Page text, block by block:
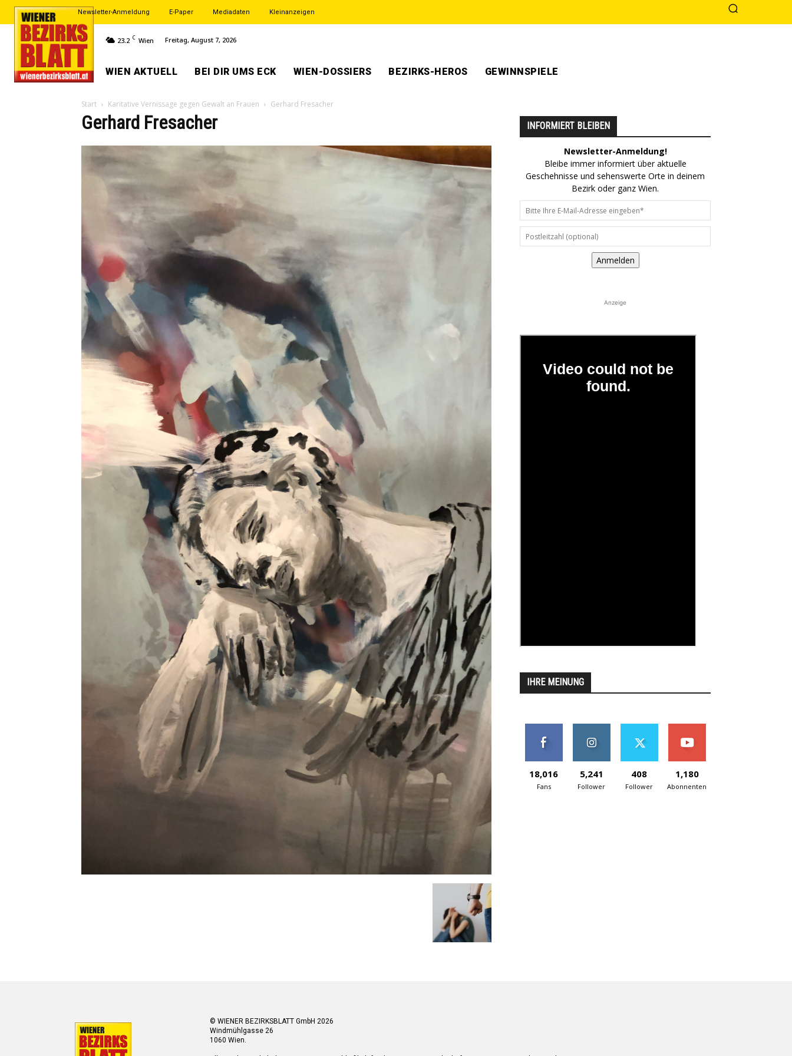
Newsletter-Anmeldung E-Paper Mediadaten Kleinanzeigen
23.2 C Wien Freitag, August 7, 2026
WIEN AKTUELL BEI DIR UMS ECK WIEN-DOSSIERS BEZIRKS-HEROS GEWINNSPIELE
Start Karitative Vernissage gegen Gewalt an Frauen Gerhard Fresacher
Gerhard Fresacher INFORMIERT BLEIBEN
Newsletter-Anmeldung!
Bleibe immer informiert über aktuelle
Geschehnisse und sehenswerte Orte in deinem
Bezirk oder ganz Wien.
Anmelden
Anzeige
IHRE MEINUNG
18,016
Fans
5,241
Follower
408
Follower
1,180
Abonnenten
© WIENER BEZIRKSBLATT GmbH 2026
Windmühlgasse 26
1060 Wien.